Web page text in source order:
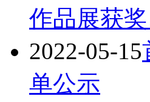
作品展获
2022-05-15
单公示